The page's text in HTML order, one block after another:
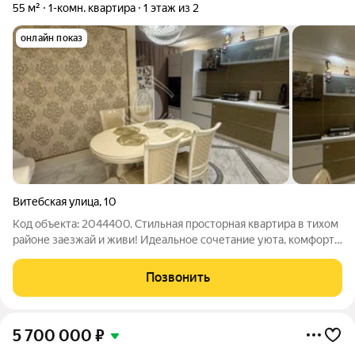
55 м² 1-комн. квартира 1 этаж из 2
онлайн показ
Витебская улица,10
Код объекта: 2044400. Стильная просторная квартира в тихом
районе заезжай и живи! Идеальное сочетание уюта, комфорта
доме (всего 18 квартир!), что гарантирует спокойствие и
приятную атмосферу без
Позвонить
5 700 000 ₽